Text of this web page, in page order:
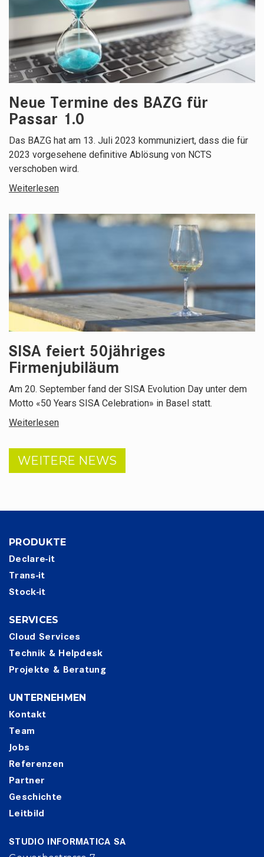
Neue Termine des BAZG für
Passar 1.0
Das BAZG hat am 13. Juli 2023 kommuniziert, dass die für
2023 vorgesehene definitive Ablösung von NCTS
verschoben wird.
Weiterlesen
SISA feiert 50jähriges
Firmenjubiläum
​Am 20. September fand der SISA Evolution Day unter dem
Motto «50 Years SISA Celebration» in Basel statt.
Weiterlesen
WEITERE NEWS
PRODUKTE
Declare-it
Trans-it
Stock-it
SERVICES
Cloud Services
Technik & Helpdesk
Projekte & Beratung
UNTERNEHMEN
Kontakt
Team
Jobs
Referenzen
Partner
Geschichte
Leitbild
STUDIO INFORMATICA SA